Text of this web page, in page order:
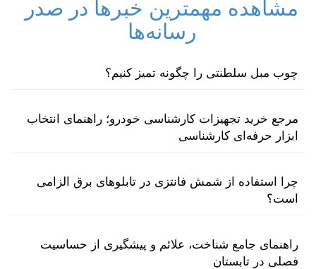
مشاهده مهمترین خبرها در صدر
رسانه‌ها
چوب مبل سلطنتی را چگونه تمیز کنیم؟
مرجع خرید تجهیزات کارشناسی خودرو؛ راهنمای انتخاب
ابزار حرفه‌ای کارشناسی
چرا استفاده از شمش فانتزی در تابلوهای برق الزامی
است؟
راهنمای جامع شناخت، علائم و پیشگیری از حساسیت
فصلی در تابستان